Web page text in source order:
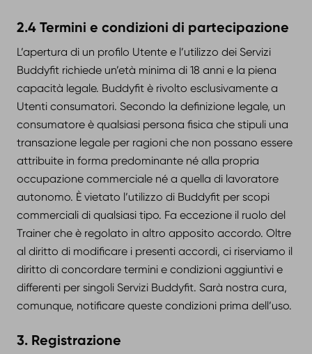
2.4 Termini e condizioni di partecipazione
L’apertura di un profilo Utente e l’utilizzo dei Servizi
Buddyfit richiede un’età minima di 18 anni e la piena
capacità legale. Buddyfit è rivolto esclusivamente a
Utenti consumatori. Secondo la definizione legale, un
consumatore è qualsiasi persona fisica che stipuli una
transazione legale per ragioni che non possano essere
attribuite in forma predominante né alla propria
occupazione commerciale né a quella di lavoratore
autonomo. È vietato l’utilizzo di Buddyfit per scopi
commerciali di qualsiasi tipo. Fa eccezione il ruolo del
Trainer che è regolato in altro apposito accordo. Oltre
al diritto di modificare i presenti accordi, ci riserviamo il
diritto di concordare termini e condizioni aggiuntivi e
differenti per singoli Servizi Buddyfit. Sarà nostra cura,
comunque, notificare queste condizioni prima dell’uso.
3. Registrazione